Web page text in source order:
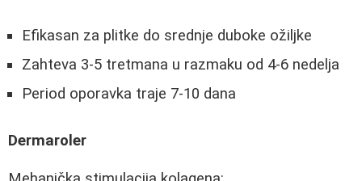
Efikasan za plitke do srednje duboke ožiljke
Zahteva 3-5 tretmana u razmaku od 4-6 nedelja
Period oporavka traje 7-10 dana
Dermaroler